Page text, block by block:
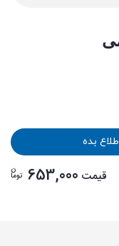
بده
قیمت 653,000 توما
ن